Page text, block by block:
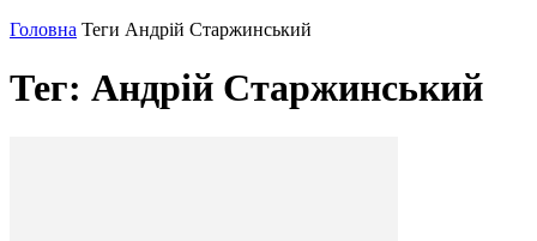
Головна Теги Андрій Старжинський
Тег: Андрій Старжинський